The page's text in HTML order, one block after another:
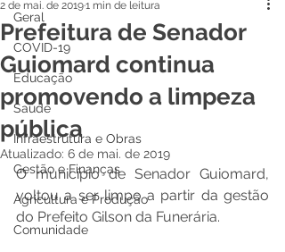
Geral
COVID-19
Educação
Saúde
Infraestrutura e Obras
Gestão e Finanças
Agricultura e Produção
Comunidade
Prefeitura de Senador
Guiomard continua
promovendo a limpeza
pública
2 de mai. de 20191 min de leitura
Atualizado: 6 de mai. de 2019
O município de Senador Guiomard,
voltou a ser limpo a partir da gestão
do Prefeito Gilson da Funerária.